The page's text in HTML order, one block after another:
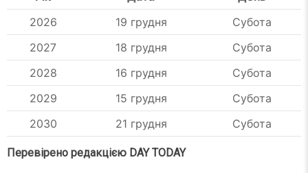
2026
19 грудня
Субота
2027
18 грудня
Субота
2028
16 грудня
Субота
2029
15 грудня
Субота
2030
21 грудня Субота
Перевірено редакцією DAY TODAY